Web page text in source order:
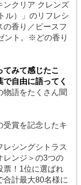
ンクリア クレンズ
ル）」のリフレシ
の香り／ピースフ
ント。※どの香り
みて感じたこ
自由に語ってく
物語をたくさん聞
受賞を記念したキ
レシングシトラス
レンジ＞の3つの
票！1位に選ばれ
合計最大80名様に